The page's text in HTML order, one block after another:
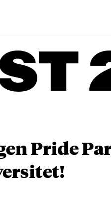
Pride